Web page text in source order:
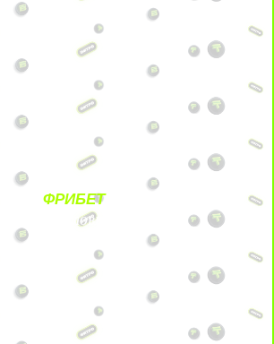
ФРИБЕТ
БЕЗ УСЛОВИЙ